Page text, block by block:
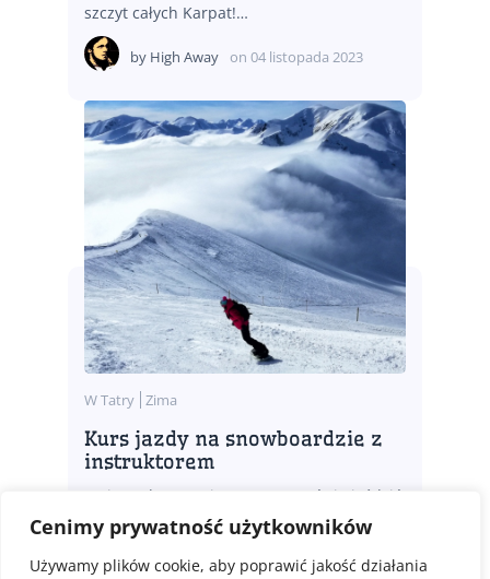
Cenimy prywatność użytkowników
Używamy plików cookie, aby poprawić jakość działania
szczyt całych Karpat!…
by High Away on 04 listopada 2023
W Tatry Zima
Kurs jazdy na snowboardzie z
instruktorem
Ferie pod Tatrami? Pora nauczyć się jeździć
na snowboardzie. Lekcje dla
początkujących i zaawansowanych. Umów
się indywidualnie lub zbierz ekipę…